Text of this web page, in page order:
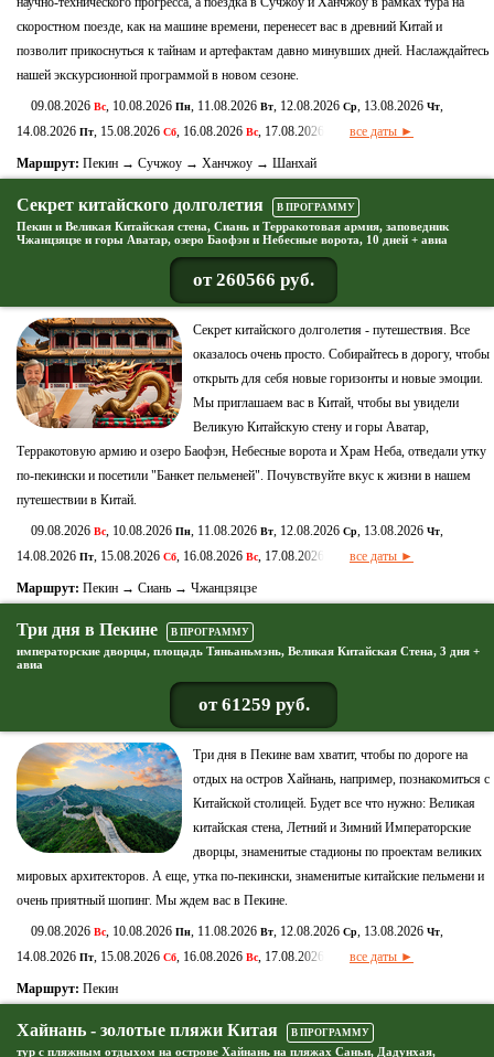
скоростном поезде, как на машине времени, перенесет вас в древний Китай и
позволит прикоснуться к тайнам и артефактам давно минувших дней. Наслаждайтесь
нашей экскурсионной программой в новом сезоне.
09.08.2026 Вс, 10.08.2026 Пн, 11.08.2026 Вт, 12.08.2026 Ср, 13.08.2026 Чт,
14.08.2026 Пт, 15.08.2026 Сб, 16.08.2026 Вс, 17.08.2026 все даты ►
Маршрут: Пекин → Сучжоу → Ханчжоу → Шанхай
Секрет китайского долголетия В ПРОГРАММУ
Пекин и Великая Китайская стена, Сиань и Терракотовая армия, заповедник
Чжанцзяцзе и горы Аватар, озеро Баофэн и Небесные ворота, 10 дней + авиа
от 260566 руб.
Секрет китайского долголетия - путешествия. Все
оказалось очень просто. Собирайтесь в дорогу, чтобы
открыть для себя новые горизонты и новые эмоции.
Мы приглашаем вас в Китай, чтобы вы увидели
Великую Китайскую стену и горы Аватар,
Терракотовую армию и озеро Баофэн, Небесные ворота и Храм Неба, отведали утку
по-пекински и посетили "Банкет пельменей". Почувствуйте вкус к жизни в нашем
путешествии в Китай.
09.08.2026 Вс, 10.08.2026 Пн, 11.08.2026 Вт, 12.08.2026 Ср, 13.08.2026 Чт,
14.08.2026 Пт, 15.08.2026 Сб, 16.08.2026 Вс, 17.08.2026 все даты ►
Маршрут: Пекин → Сиань → Чжанцзяцзе
Три дня в Пекине В ПРОГРАММУ
императорские дворцы, площадь Тяньаньмэнь, Великая Китайская Стена, 3 дня +
авиа
от 61259 руб.
Три дня в Пекине вам хватит, чтобы по дороге на
отдых на остров Хайнань, например, познакомиться с
Китайской столицей. Будет все что нужно: Великая
китайская стена, Летний и Зимний Императорские
дворцы, знаменитые стадионы по проектам великих
мировых архитекторов. А еще, утка по-пекински, знаменитые китайские пельмени и
очень приятный шопинг. Мы ждем вас в Пекине.
09.08.2026 Вс, 10.08.2026 Пн, 11.08.2026 Вт, 12.08.2026 Ср, 13.08.2026 Чт,
14.08.2026 Пт, 15.08.2026 Сб, 16.08.2026 Вс, 17.08.2026 все даты ►
Маршрут: Пекин
Хайнань - золотые пляжи Китая В ПРОГРАММУ
тур с пляжным отдыхом на острове Хайнань на пляжах Саньи, Дадунхая,